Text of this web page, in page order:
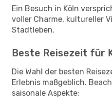
Ein Besuch in Köln
voller Charme, kultureller
Stadtleben.
Beste Reisezeit für
Die Wahl der besten
Erlebnis maßgeblich.
saisonale Aspekte: